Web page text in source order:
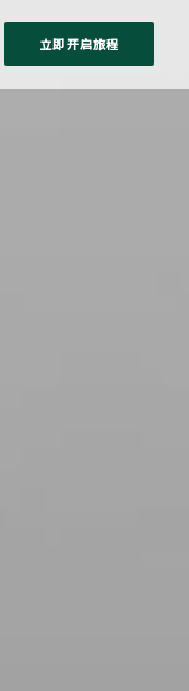
立即开启旅程